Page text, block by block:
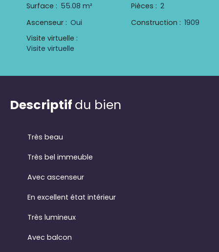
Surface : 55.08 m² Pièces : 2
Ascenseur : Oui Construction : 1909
Visite virtuelle :
Visite virtuelle
Descriptif du bien
Très beau
Très bel immeuble
Avec ascenseur
En excellent état intérieur
Très lumineux
Avec balcon